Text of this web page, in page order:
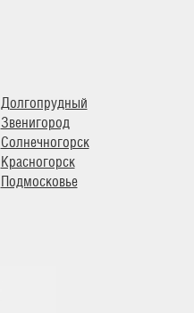
Долгопрудный
Звенигород
Солнечногорск
Красногорск
Подмосковье